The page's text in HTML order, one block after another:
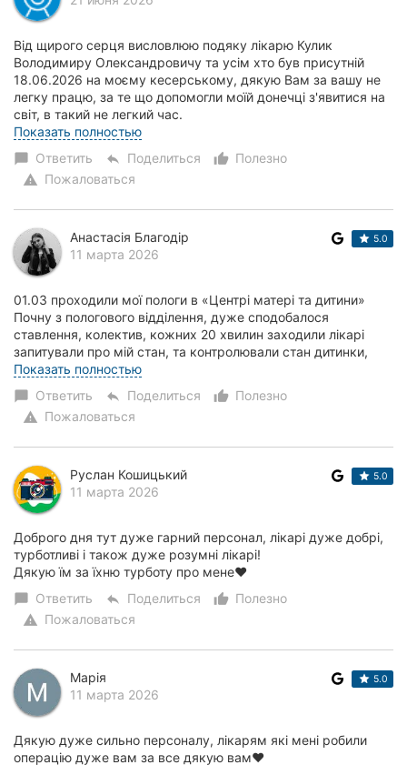
Від щирого серця висловлюю подяку лікарю Кулик
Володимиру Олександровичу та усім хто був присутній
18.06.2026 на моєму кесерському, дякую Вам за вашу не
легку працю, за те що допомогли моїй донечці з'явитися на
світ, в такий не легкий час.
Бажаю Вам...
Показать полностью
chat_bubble Ответить reply Поделиться thumb_up_alt
Полезно
warning Пожаловаться
Анастасія Благодір
11 марта 2026
5.0
01.03 проходили мої пологи в «Центрі матері та дитини»
Почну з пологового відділення, дуже сподобалося
ставлення, колектив, кожних 20 хвилин заходили лікарі
запитували про мій стан, та контролювали стан дитинки,
приємні, з такими професіоналами пройш...
Показать полностью
chat_bubble Ответить reply Поделиться thumb_up_alt
Полезно
warning Пожаловаться
Руслан Кошицький
11 марта 2026
5.0
Доброго дня тут дуже гарний персонал, лікарі дуже добрі,
турботливі і також дуже розумні лікарі!
Дякую їм за їхню турботу про мене♥️
chat_bubble Ответить reply Поделиться thumb_up_alt
Полезно
warning Пожаловаться
Марія
11 марта 2026
5.0
Дякую дуже сильно персоналу, лікарям які мені робили
операцію дуже вам за все дякую вам❤️